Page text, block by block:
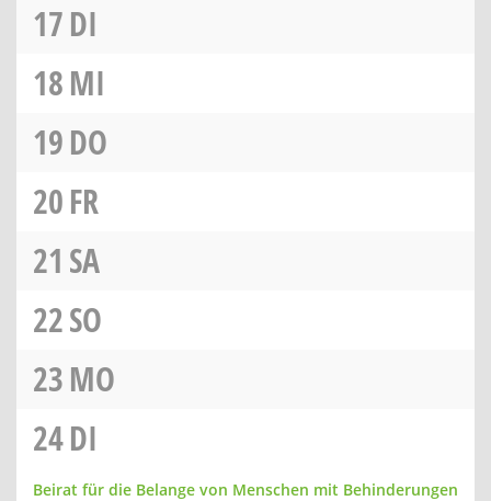
17DI
18MI
19DO
20FR
21 SA
22SO
23MO
24DI
Beirat für die Belange von Menschen mit Behinderungen